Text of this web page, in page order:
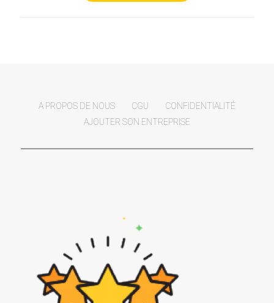
A PROPOS DE NOUS CGU
CONFIDENTIALITÉ
AJOUTER SON ENTREPRISE